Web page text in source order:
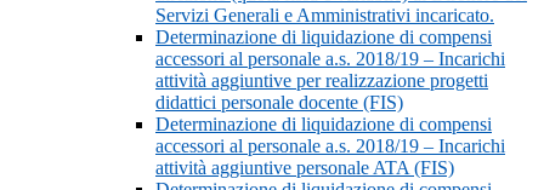
Servizi Generali e Amministrativi incaricato.
Determinazione di liquidazione di compensi
accessori al personale a.s. 2018/19 – Incarichi
attività aggiuntive per realizzazione progetti
didattici personale docente (FIS)
Determinazione di liquidazione di compensi
accessori al personale a.s. 2018/19 – Incarichi
attività aggiuntive personale ATA (FIS)